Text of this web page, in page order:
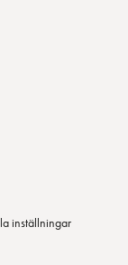
inställningar